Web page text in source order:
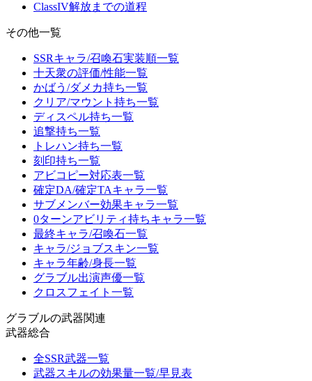
ClassIV解放までの道程
その他一覧
SSRキャラ/召喚石実装順一覧
十天衆の評価/性能一覧
かばう/ダメカ持ち一覧
クリア/マウント持ち一覧
ディスペル持ち一覧
追撃持ち一覧
トレハン持ち一覧
刻印持ち一覧
アビコピー対応表一覧
確定DA/確定TAキャラ一覧
サブメンバー効果キャラ一覧
0ターンアビリティ持ちキャラ一覧
最終キャラ/召喚石一覧
キャラ/ジョブスキン一覧
キャラ年齢/身長一覧
グラブル出演声優一覧
クロスフェイト一覧
グラブルの武器関連
武器総合
全SSR武器一覧
武器スキルの効果量一覧/早見表